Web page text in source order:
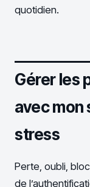
quotidien.
Gérer les
avec mon
stress
Perte, oubli,
de